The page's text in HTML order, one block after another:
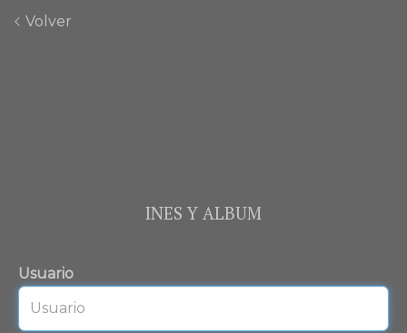
Volver
INES Y ALBUM
Usuario